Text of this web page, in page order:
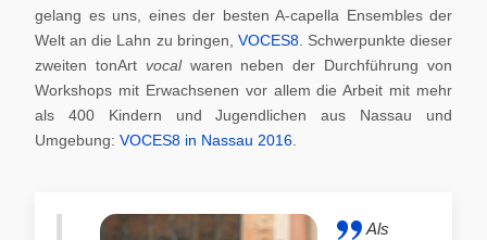
gelang es uns, eines der besten A-capella Ensembles der
Welt an die Lahn zu bringen, VOCES8. Schwerpunkte dieser
zweiten tonArt vocalwaren neben der Durchführung von
Workshops mit Erwachsenen vor allem die Arbeit mit mehr
als 400 Kindern und Jugendlichen aus Nassau und
Umgebung: VOCES8 in Nassau 2016
Als